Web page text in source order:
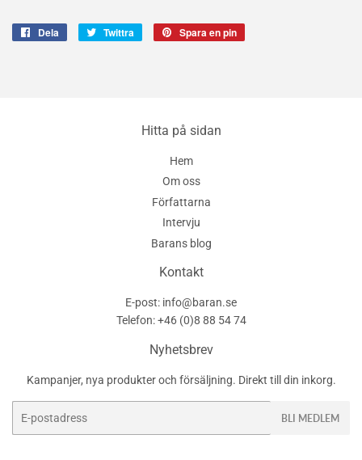
Dela
Dela
Twittra
Twittra
Spara en pin
Hitta på sidan
Hem
Om oss
Författarna
Intervju
Barans blog
Kontakt
E-post: info@baran.se
Telefon: +46 (0)8 88 54 74
Nyhetsbrev
Kampanjer, nya produkter och försäljning. Direkt till din inkorg.
post
BLI MEDLEM